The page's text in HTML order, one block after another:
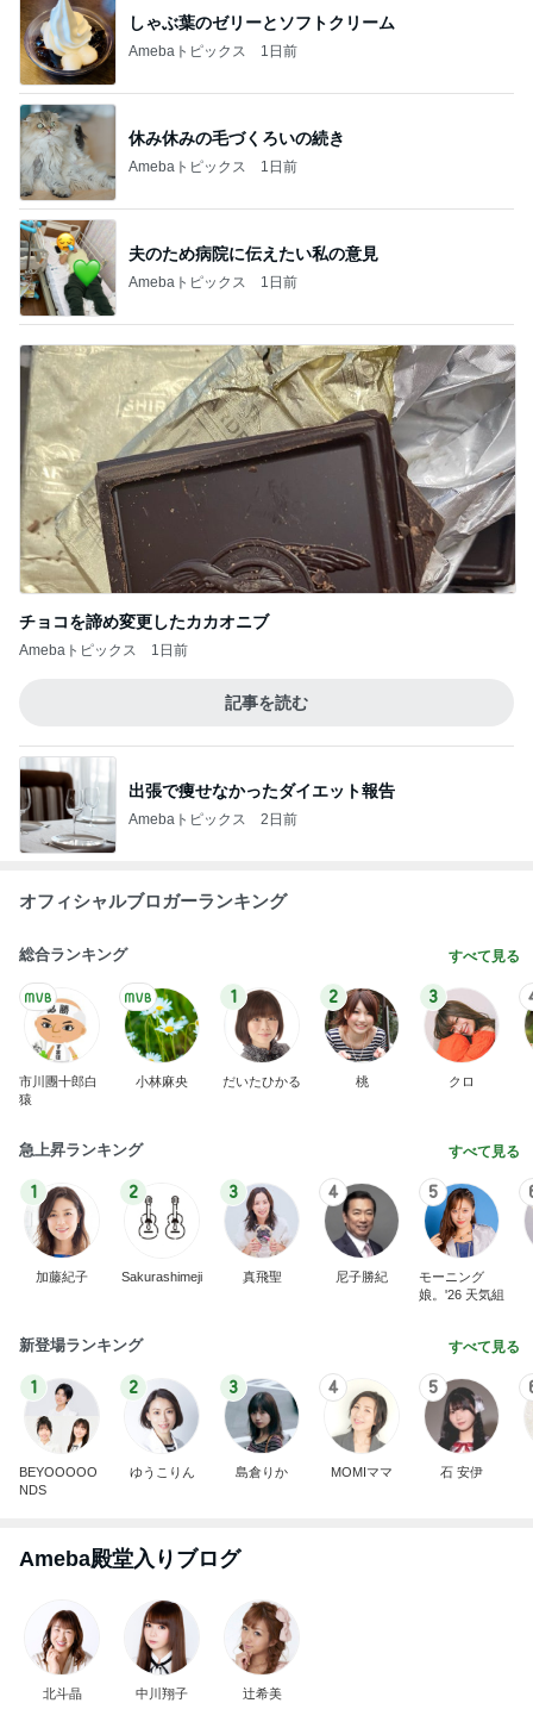
しゃぶ葉のゼリーとソフトクリーム
Amebaトピックス 1日前
休み休みの毛づくろいの続き
Amebaトピックス 1日前
夫のため病院に伝えたい私の意見
Amebaトピックス 1日前
チョコを諦め変更したカカオニブ
Amebaトピックス 1日前
記事を読む
出張で痩せなかったダイエット報告
Amebaトピックス 2日前
オフィシャルブロガーランキング
総合ランキング すべて見る
市川團十郎白
猿
小林麻央
1
だいたひかる
2
桃
3
クロ
急上昇ランキング すべて見る
1
加藤紀子
2
Sakurashimeji
3
真飛聖
4
尼子勝紀
5
モーニング
娘。'26 天気組
新登場ランキング すべて見る
1
BEYOOOOO
NDS
2
ゆうこりん
3
島倉りか
4
MOMIママ
5
石 安伊
Ameba殿堂入りブログ
北斗晶 中川翔子 辻希美